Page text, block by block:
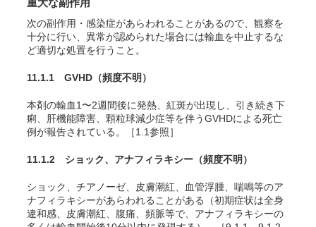
重大な副作用
次の副作用・感染症があらわれることがあるので、観察を
十分に行い、異常が認められた場合には輸血を中止するな
ど適切な処置を行うこと 。
11.1.1 GVHD （頻度不明）
本剤の輸血1〜2週間後に発熱、紅斑が出現し、引き続き下
痢、肝機能障害、顆粒球減少症等を伴うGVHDによる死亡
例が報告されている 。［1.1参照］
11.1.2 ショック、アナフィラキシー （頻度不明）
ショック、チアノーゼ、皮膚潮紅、血管浮腫、喘鳴等のア
ナフィラキシーがあらわれることがある（初期症状は全身
違和感、皮膚潮紅、腹痛、頻脈等で、アナフィラキシーの